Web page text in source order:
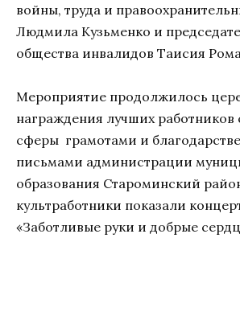
войны, труда и
Людмила Кузьменко и
общества инвалидов Таисия
Мероприятие продолжилось
награждения лучших работников
сферы грамотами и
письмами администрации
образования Староминский
культработники показали
«Заботливые руки и добрые